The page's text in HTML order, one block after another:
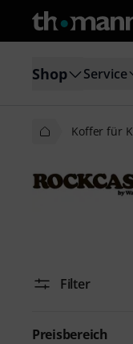
Shop Service
Koffer für
Filter
Preisbereich